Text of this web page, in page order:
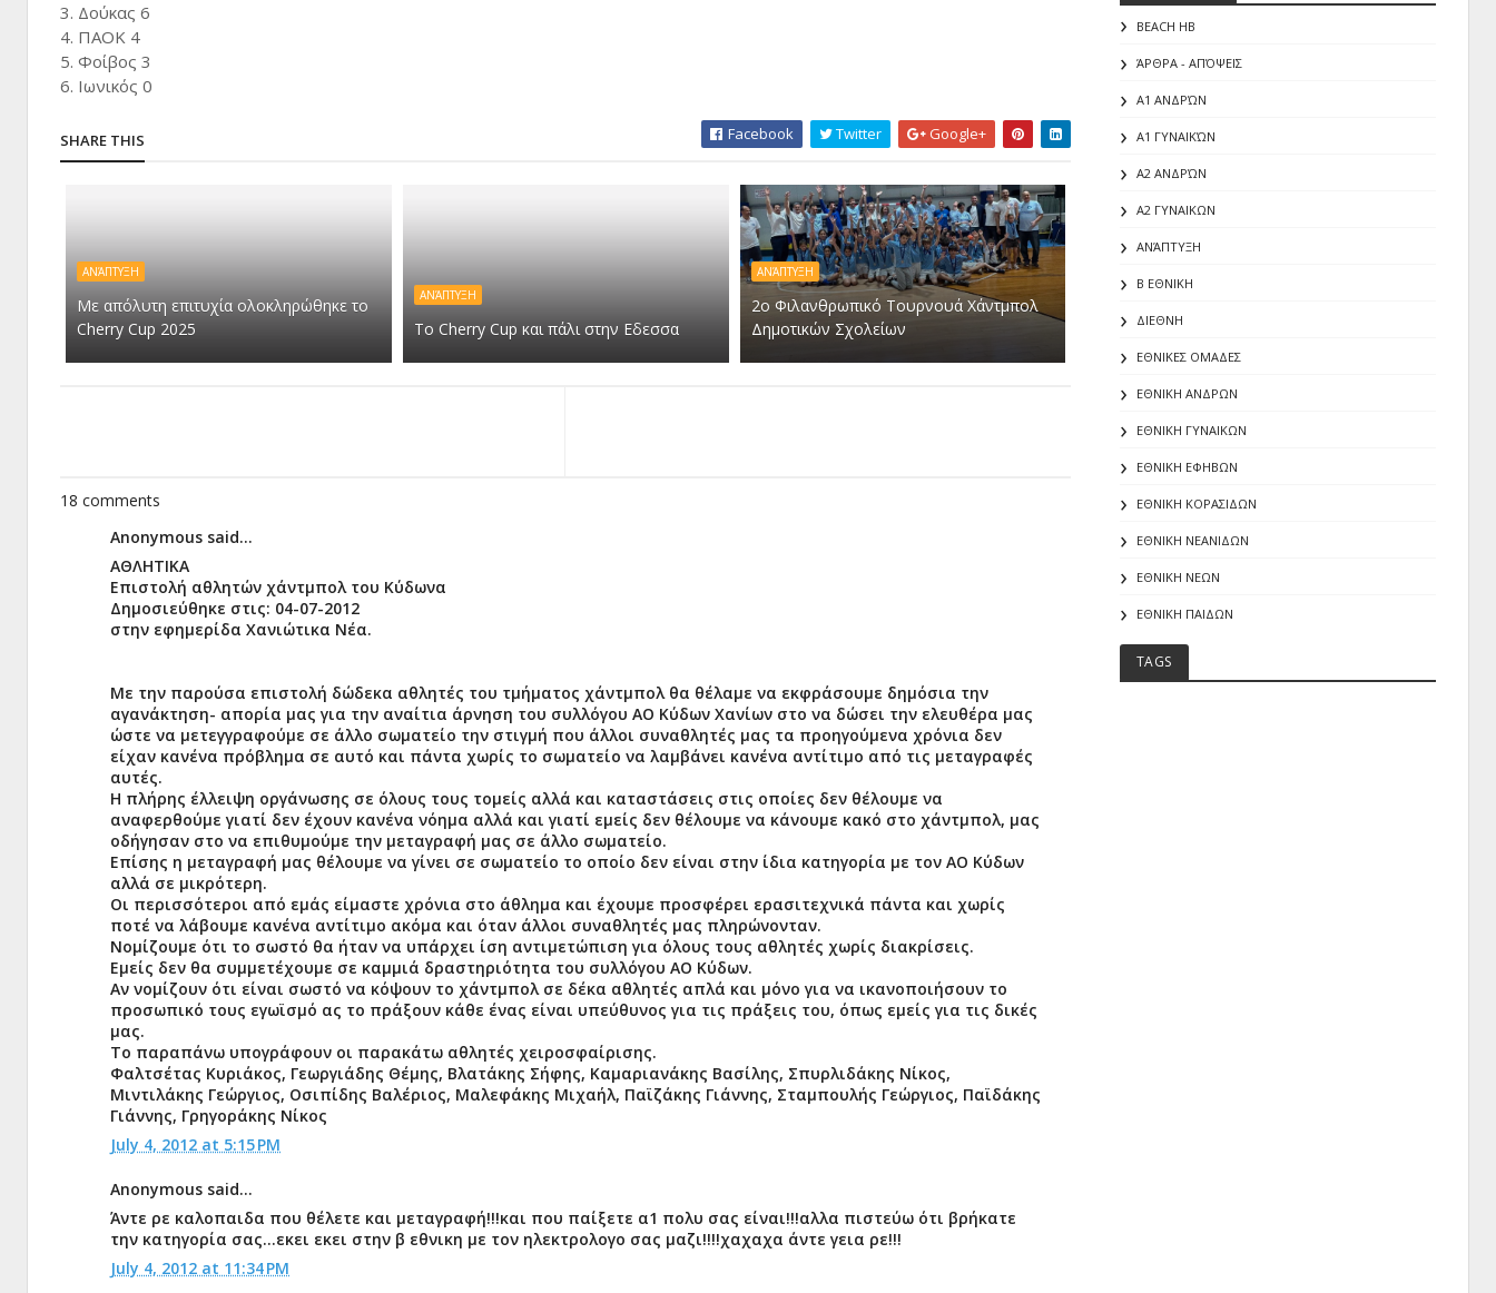
3. Δούκας 6
4. ΠΑΟΚ 4
5. Φοίβος 3
6. Ιωνικός 0
SHARE THIS Facebook Twitter Google+
ΑΝΆΠΤΥΞΗ
Με απόλυτη επιτυχία ολοκληρώθηκε το
Cherry Cup 2025
ΑΝΆΠΤΥΞΗ
Το Cherry Cup και πάλι στην Εδεσσα
ΑΝΆΠΤΥΞΗ
2ο Φιλανθρωπικό Τουρνουά Χάντμπολ
Δημοτικών Σχολείων
18 comments
Anonymous said...
ΑΘΛΗΤΙΚΑ
Επιστολή αθλητών χάντμπολ του Κύδωνα
Δημοσιεύθηκε στις: 04-07-2012
στην εφημερίδα Χανιώτικα Νέα.
Με την παρούσα επιστολή δώδεκα αθλητές του τμήματος χάντμπολ θα θέλαμε να εκφράσουμε δημόσια την
αγανάκτηση- απορία μας για την αναίτια άρνηση του συλλόγου ΑΟ Κύδων Χανίων στο να δώσει την ελευθέρα μας
ώστε να μετεγγραφούμε σε άλλο σωματείο την στιγμή που άλλοι συναθλητές μας τα προηγούμενα χρόνια δεν
είχαν κανένα πρόβλημα σε αυτό και πάντα χωρίς το σωματείο να λαμβάνει κανένα αντίτιμο από τις μεταγραφές
αυτές.
Η πλήρης έλλειψη οργάνωσης σε όλους τους τομείς αλλά και καταστάσεις στις οποίες δεν θέλουμε να
αναφερθούμε γιατί δεν έχουν κανένα νόημα αλλά και γιατί εμείς δεν θέλουμε να κάνουμε κακό στο χάντμπολ, μας
οδήγησαν στο να επιθυμούμε την μεταγραφή μας σε άλλο σωματείο.
Επίσης η μεταγραφή μας θέλουμε να γίνει σε σωματείο το οποίο δεν είναι στην ίδια κατηγορία με τον ΑΟ Κύδων
αλλά σε μικρότερη.
Οι περισσότεροι από εμάς είμαστε χρόνια στο άθλημα και έχουμε προσφέρει ερασιτεχνικά πάντα και χωρίς
ποτέ να λάβουμε κανένα αντίτιμο ακόμα και όταν άλλοι συναθλητές μας πληρώνονταν.
Νομίζουμε ότι το σωστό θα ήταν να υπάρχει ίση αντιμετώπιση για όλους τους αθλητές χωρίς διακρίσεις.
Εμείς δεν θα συμμετέχουμε σε καμμιά δραστηριότητα του συλλόγου ΑΟ Κύδων.
Αν νομίζουν ότι είναι σωστό να κόψουν το χάντμπολ σε δέκα αθλητές απλά και μόνο για να ικανοποιήσουν το
προσωπικό τους εγωϊσμό ας το πράξουν κάθε ένας είναι υπεύθυνος για τις πράξεις του, όπως εμείς για τις δικές
μας.
Το παραπάνω υπογράφουν οι παρακάτω αθλητές χειροσφαίρισης.
Φαλτσέτας Κυριάκος, Γεωργιάδης Θέμης, Βλατάκης Σήφης, Καμαριανάκης Βασίλης, Σπυρλιδάκης Νίκος,
Μιντιλάκης Γεώργιος, Οσιπίδης Βαλέριος, Μαλεφάκης Μιχαήλ, Παϊζάκης Γιάννης, Σταμπουλής Γεώργιος, Παϊδάκης
Γιάννης, Γρηγοράκης Νίκος
July 4, 2012 at 5:15 PM
Anonymous said...
Άντε ρε καλοπαιδα που θέλετε και μεταγραφή!!!και που παίξετε α1 πολυ σας είναι!!!αλλα πιστεύω ότι βρήκατε
την κατηγορία σας...εκει εκει στην β εθνικη με τον ηλεκτρολογο σας μαζι!!!!χαχαχα άντε γεια ρε!!!
July 4, 2012 at 11:34 PM
BEACH HB
ΆΡΘΡΑ - ΑΠΌΨΕΙΣ
Α1 ΑΝΔΡΏΝ
Α1 ΓΥΝΑΙΚΏΝ
Α2 ΑΝΔΡΏΝ
Α2 ΓΥΝΑΙΚΩΝ
ΑΝΆΠΤΥΞΗ
Β ΕΘΝΙΚΗ
ΔΙΕΘΝΗ
ΕΘΝΙΚΕΣ ΟΜΑΔΕΣ
ΕΘΝΙΚΗ ΑΝΔΡΩΝ
ΕΘΝΙΚΗ ΓΥΝΑΙΚΩΝ
ΕΘΝΙΚΗ ΕΦΗΒΩΝ
ΕΘΝΙΚΗ ΚΟΡΑΣΙΔΩΝ
ΕΘΝΙΚΗ ΝΕΑΝΙΔΩΝ
ΕΘΝΙΚΗ ΝΕΩΝ
ΕΘΝΙΚΗ ΠΑΙΔΩΝ
TAGS